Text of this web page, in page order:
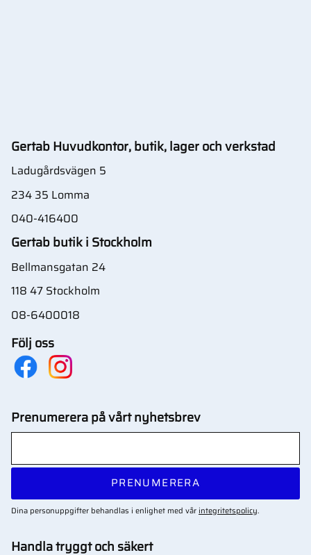
Gertab Huvudkontor, butik, lager och verkstad
Ladugårdsvägen 5
234 35 Lomma
040-416400
Gertab butik i Stockholm
Bellmansgatan 24
118 47 Stockholm
08-6400018
Följ oss
Prenumerera på vårt nyhetsbrev
PRENUMERERA
Dina personuppgifter behandlas i enlighet med vår integritetspolicy.
Handla tryggt och säkert